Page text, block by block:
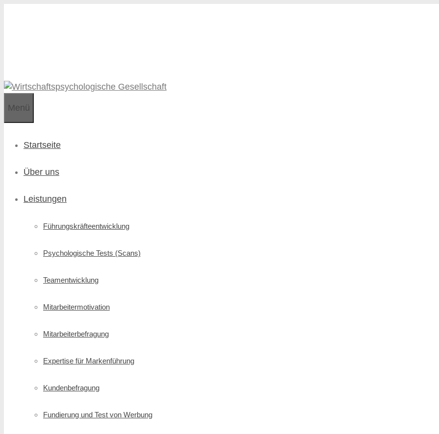
Menü
Startseite
Über uns
Leistungen
Führungskräfte­entwicklung
Psychologische Tests (Scans)
Teamentwicklung
Mitarbeitermotivation
Mitarbeiterbefragung
Expertise für Markenführung
Kundenbefragung
Fundierung und Test von Werbung